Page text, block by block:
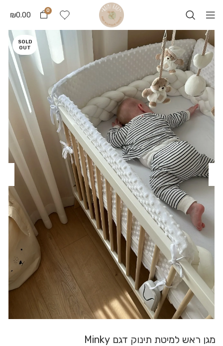
0
₪0.00
SOLD
OUT
מגן ראש למיטת תינוק דגם Minky